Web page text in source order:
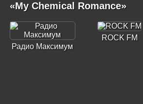
«My Chemical Romance»
Радио Максимум
ROCK FM